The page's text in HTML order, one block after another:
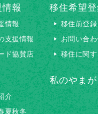
情報
情報
支援情報
ド協賛店
介
夏秋冬
移住希望
移住前登
お問い合
移住に関
私のやま